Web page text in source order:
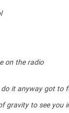
on the radio
it anyway got to
gravity to see you